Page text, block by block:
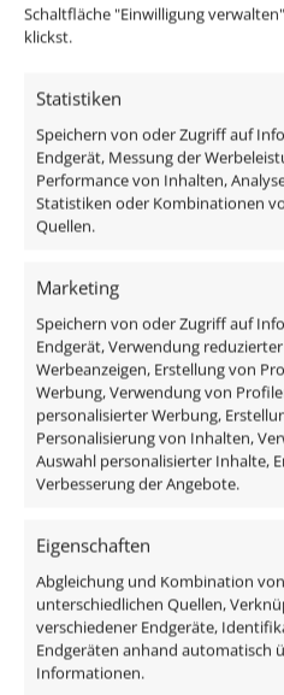
Schaltfläche "Einwilligung
klickst.
Statistiken
Speichern von oder Zugriff auf
Endgerät, Messung der
Performance von Inhalten,
Statistiken oder Kombinationen
Quellen.
Marketing
Speichern von oder Zugriff auf
Endgerät, Verwendung
Werbeanzeigen, Erstellung von
Werbung, Verwendung von
personalisierter Werbung,
Personalisierung von Inhalten,
Auswahl personalisierter Inhalte,
Verbesserung der Angebote.
Eigenschaften
Abgleichung und Kombination
unterschiedlichen Quellen,
verschiedener Endgeräte,
Endgeräten anhand automatisch
Informationen.
Passendes Zubehör:
DALI Dimmaktor
Funkdimmer
Zigbee / Philips Hue
Das enthaltene Leuchtmittel
Milchglas, ist austauschbar
anschlussfertig an 230V, da
Komponenten im
1x Forma
Kristallen
1x LED-Modul ultra
Technische Daten
Gesamtmaße
82×82×25mm